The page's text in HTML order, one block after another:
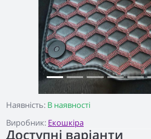
Наявність: В наявності
Виробник: Екошкіра
Доступні варіанти